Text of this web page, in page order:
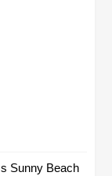
Sunny Beach